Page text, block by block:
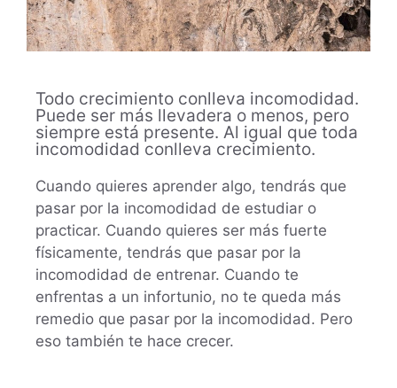
Todo crecimiento conlleva incomodidad.
Puede ser más llevadera o menos, pero
siempre está presente. Al igual que toda
incomodidad conlleva crecimiento.
Cuando quieres aprender algo, tendrás que
pasar por la incomodidad de estudiar o
practicar. Cuando quieres ser más fuerte
físicamente, tendrás que pasar por la
incomodidad de entrenar. Cuando te
enfrentas a un infortunio, no te queda más
remedio que pasar por la incomodidad. Pero
eso también te hace crecer.